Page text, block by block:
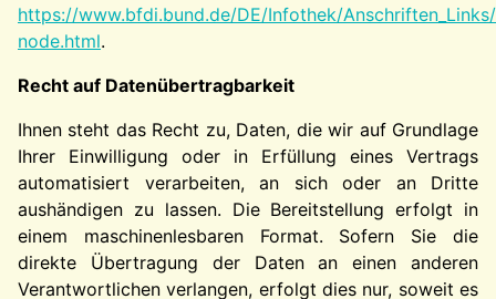
https://www.bfdi.bund.de/DE/Infothek/
node.html.
Recht auf Datenübertragbarkeit
Ihnen steht das Recht zu, Daten, die wir auf Grundlage
Ihrer Einwilligung oder in Erfüllung eines Vertrags
automatisiert verarbeiten, an sich oder an Dritte
aushändigen zu lassen. Die Bereitstellung erfolgt in
einem maschinenlesbaren Format. Sofern Sie die
direkte Übertragung der Daten an einen anderen
Verantwortlichen verlangen, erfolgt dies nur, soweit es